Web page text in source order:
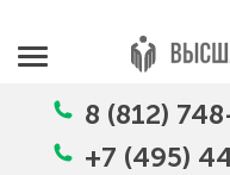
8 (812)
+7 (495)